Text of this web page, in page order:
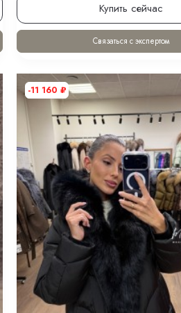
Купить сейчас
Связаться с экспертом
-11 160₽